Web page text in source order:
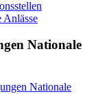
Anlässe
Nationale
Nationale